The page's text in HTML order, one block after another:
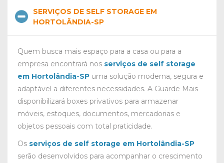
SERVIÇOS DE SELF STORAGE EM
HORTOLÂNDIA-SP
Quem busca mais espaço para a casa ou para a
empresa encontrará nos serviços de self storage
em Hortolândia-SP uma solução moderna, segura e
adaptável a diferentes necessidades. A Guarde Mais
disponibilizará boxes privativos para armazenar
móveis, estoques, documentos, mercadorias e
objetos pessoais com total praticidade.
Os serviços de self storage em Hortolândia-SP
serão desenvolvidos para acompanhar o crescimento